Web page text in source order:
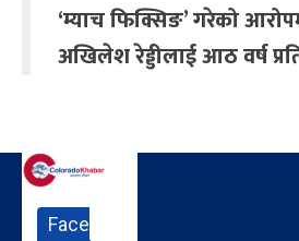
‘म्याच फिक्सिङ’ गरेको
अखिलेश रेड्डीलाई आठ वर्ष
Face